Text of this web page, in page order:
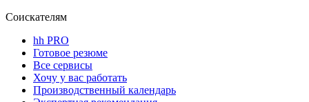
Соискателям
hh PRO
Готовое резюме
Все сервисы
Хочу у вас работать
Производственный календарь